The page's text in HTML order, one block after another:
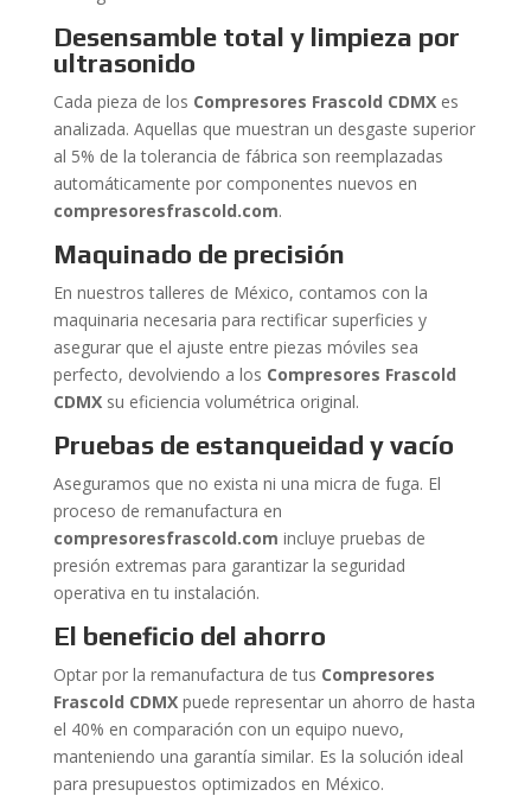
Desensamble total y limpieza por
ultrasonido
Cada pieza de los Compresores Frascold CDMXes
analizada. Aquellas que muestran un desgaste superior
al 5% de la tolerancia de fábrica son reemplazadas
automáticamente por componentes nuevos en
compresoresfrascold.com.
Maquinado de precisión
En nuestros talleres de México, contamos con la
maquinaria necesaria para rectificar superficies y
asegurar que el ajuste entre piezas móviles sea
perfecto, devolviendo a los Compresores Frascold
CDMXsu eficiencia volumétrica original.
Pruebas de estanqueidad y vacío
Aseguramos que no exista ni una micra de fuga. El
proceso de remanufactura en
compresoresfrascold.com incluye pruebas de
presión extremas para garantizar la seguridad
operativa en tu instalación.
El beneficio del ahorro
Optar por la remanufactura de tus Compresores
Frascold CDMXpuede representar un ahorro de hasta
el 40% en comparación con un equipo nuevo,
manteniendo una garantía similar. Es la solución ideal
para presupuestos optimizados en México.